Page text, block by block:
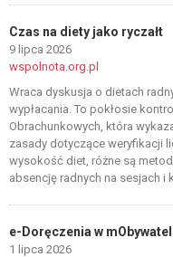
Czas na diety jako ryczałt
9 lipca 2026
wspolnota.org.pl
Wraca dyskusja o dietach
wypłacania. To pokłosie
Obrachunkowych, która
zasady dotyczące weryfikacji
wysokość diet, różne są
absencję radnych na sesjach i
e-Doręczenia w
1 lipca 2026